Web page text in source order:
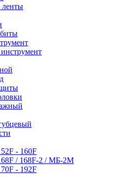
- 160F
/ 168F-2 / МБ-2М
- 192F